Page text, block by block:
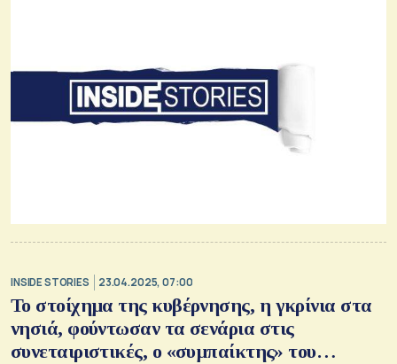
INSIDE STORIES 23.04.2025, 07:00
Το στοίχημα της κυβέρνησης, η γκρίνια στα
νησιά, φούντωσαν τα σενάρια στις
συνεταιριστικές, ο «συμπαίκτης» του